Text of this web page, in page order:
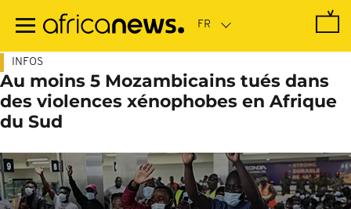
contenu
INFOS
Au moins 5 Mozambicains tués dans
des violences xénophobes en Afrique
du Sud